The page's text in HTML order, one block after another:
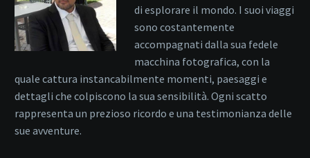
di esplorare il mondo. I suoi viaggi
sono costantemente
accompagnati dalla sua fedele
macchina fotografica, con la
quale cattura instancabilmente momenti, paesaggi e
dettagli che colpiscono la sua sensibilità. Ogni scatto
rappresenta un prezioso ricordo e una testimonianza delle
sue avventure.